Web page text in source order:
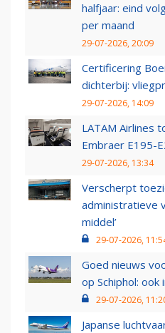
halfjaar: eind
per maand
29-07-2026, 20:09
Certificering
dichterbij:
29-07-2026, 14:09
LATAM Airlines
Embraer E195-
29-07-2026, 13:34
Verscherpt
administratieve
middel’
29-07-2026,
Goed nieuws
op Schiphol:
29-07-2026,
Japanse